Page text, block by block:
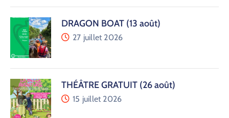
DRAGON BOAT (13 août)
27 juillet 2026
THÉÂTRE GRATUIT (26 août)
15 juillet 2026